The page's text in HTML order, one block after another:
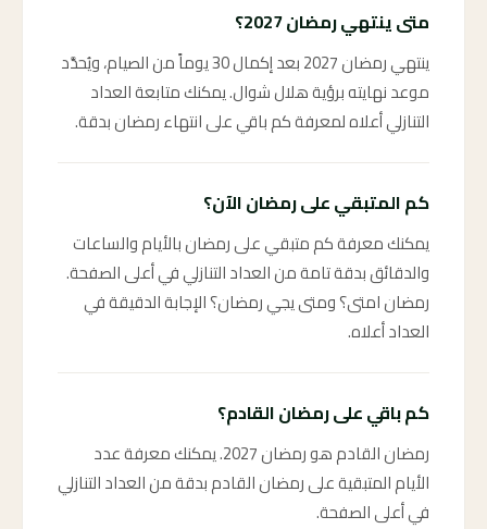
متى ينتهي رمضان 2027؟
ينتهي رمضان 2027 بعد إكمال 30 يوماً من الصيام، ويُحدَّد
موعد نهايته برؤية هلال شوال. يمكنك متابعة العداد
التنازلي أعلاه لمعرفة كم باقي على انتهاء رمضان بدقة.
كم المتبقي على رمضان الآن؟
يمكنك معرفة كم متبقي على رمضان بالأيام والساعات
والدقائق بدقة تامة من العداد التنازلي في أعلى الصفحة.
رمضان امتى؟ ومتى يجي رمضان؟ الإجابة الدقيقة في
العداد أعلاه.
كم باقي على رمضان القادم؟
رمضان القادم هو رمضان 2027. يمكنك معرفة عدد
الأيام المتبقية على رمضان القادم بدقة من العداد التنازلي
في أعلى الصفحة.